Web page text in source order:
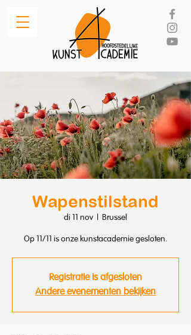
Wapenstilstand
di 11 nov
  |
Brussel
Op 11/11 is onze kunstacademie gesloten.
Registratie is afgesloten
Andere evenementen bekijken